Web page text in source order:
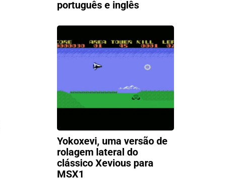
português e inglês
Yokoxevi, uma versão de
rolagem lateral do
clássico Xevious para
MSX1